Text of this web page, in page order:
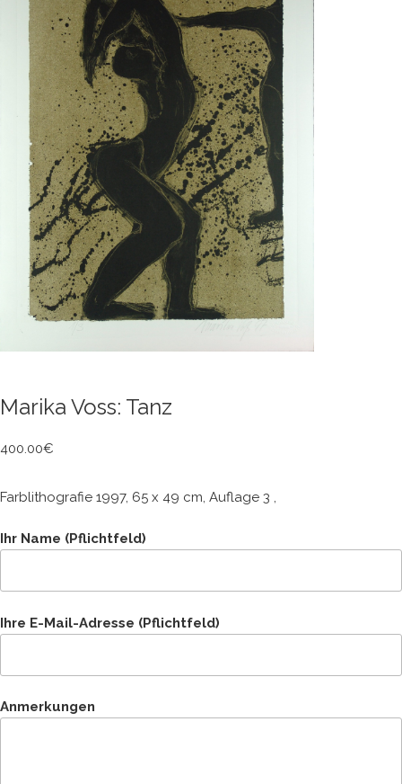
Marika Voss: Tanz
400.00€
Farblithografie 1997, 65 x 49 cm, Auflage 3 ,
Ihr Name (Pflichtfeld)
Ihre E-Mail-Adresse (Pflichtfeld)
Anmerkungen